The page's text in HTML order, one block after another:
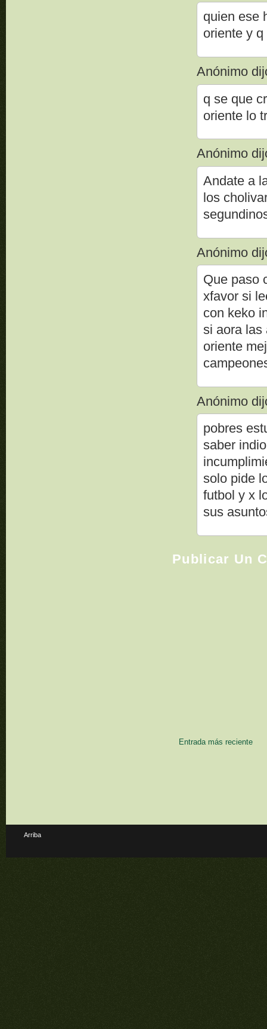
quien ese
oriente y
Anónimo
q se que
oriente lo
Anónimo
Andate a
los
Anónimo
Que paso
xfavor si
con keko
si aora las
oriente
Anónimo
pobres
saber
solo pide
futbol y x
sus
Publicar Un
Entrada más reciente
Arriba